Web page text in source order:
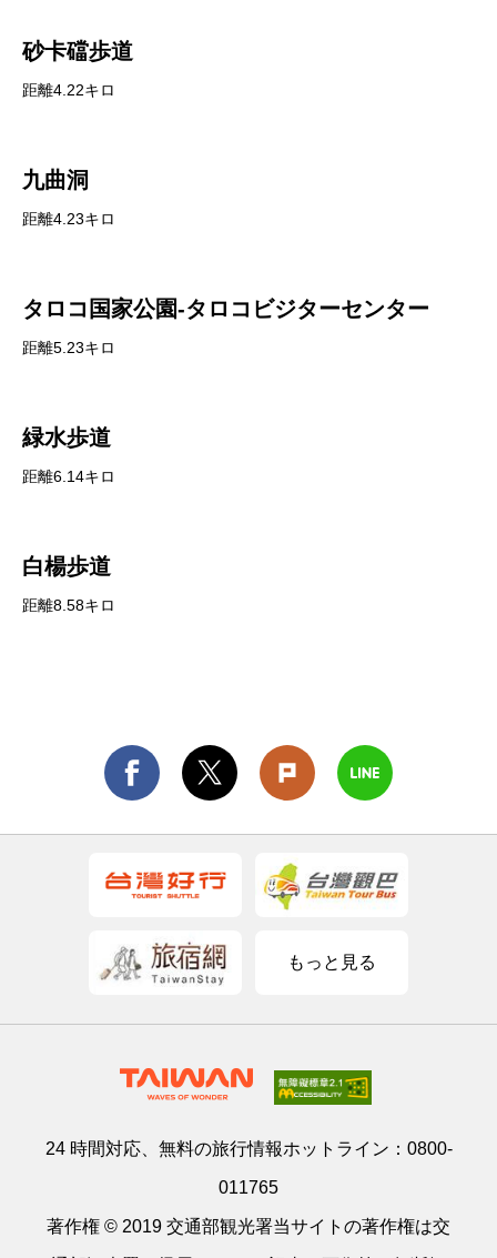
砂卡礑歩道
距離4.22キロ
九曲洞
距離4.23キロ
タロコ国家公園-タロコビジターセンター
距離5.23キロ
緑水歩道
距離6.14キロ
白楊歩道
距離8.58キロ
もっと見る
24 時間対応、無料の旅行情報ホットライン： 0800-
011765
著作権 © 2019 交通部観光署当サイトの著作権は交